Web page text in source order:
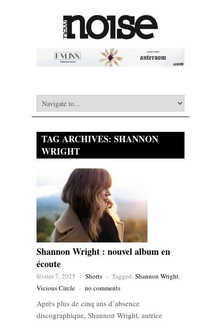
TAG ARCHIVES: SHANNON
WRIGHT
Shannon Wright : nouvel album en
écoute
février 7, 2025 - Shorts - Tagged: Shannon Wright,
Vicious Circle - no comments
Après plus de cinq ans d’absence
discographique, Shannon Wright, autrice